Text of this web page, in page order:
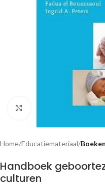
Klik om te vergroten
Home Educatiemateriaal Boeken
Handboek
culturen